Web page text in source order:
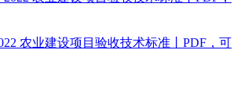
农业建设项目验收技术标准丨PDF，可